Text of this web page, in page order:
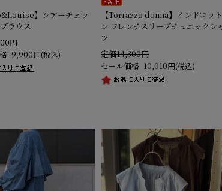
】シアーチェッ
ラウス
円
9,900円(税込)
【Torrazzo donna】インドコット
ン フレンチスリーブチュニックシ
ツ
定価14,300円
セール価格 10,010円(税込)